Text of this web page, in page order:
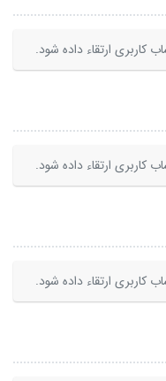
ارتقاء داده شود.
ارتقاء داده شود.
ارتقاء داده شود.